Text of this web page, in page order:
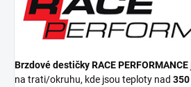
Brzdové destičky RACE PERFORMANCE
na trati/okruhu, kde jsou teploty nad 350